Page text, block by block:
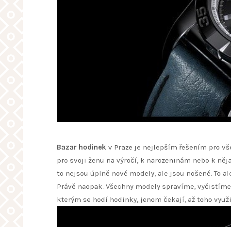
Bazar hodinek v Praze je nejlepším řešením pro
pro svoji ženu na výročí, k narozeninám nebo k
to nejsou úplně nové modely, ale jsou nošené. To
Právě naopak. Všechny modely spravíme,
kterým se hodí hodinky, jenom čekají, až toho